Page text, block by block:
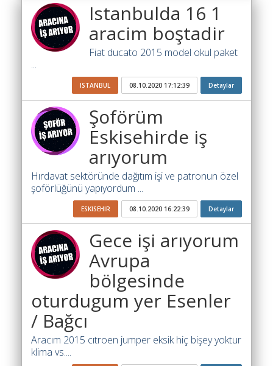
Şartname
Karşılaştırma
Robotu
Değer
Hesaplama
Fiyatları
İlanlar
Söför
Arayanlar
arayanlar
Soför
Istanbulda 16 1
aracim boştadir
Fiat ducato 2015 model okul paket
...
ISTANBUL 08.10.2020 17:12:39 Detaylar
Şoförüm
Eskisehirde iş
arıyorum
Hırdavat sektöründe dağıtım işi ve patronun özel
şoförlüğünü yapıyordum ...
ESKISEHIR 08.10.2020 16:22:39 Detaylar
Gece işi arıyorum
Avrupa
bölgesinde
oturdugum yer Esenler
/ Bağcı
Aracım 2015 cıtroen jumper eksik hiç bişey yoktur
klima vs....